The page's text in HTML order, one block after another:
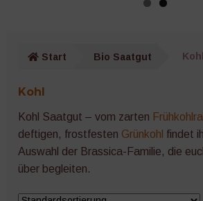
Salat
Zucchini
Start Bio Saatgut Kohl
Kohl
Kohl Saatgut – vom zarten
deftigen, frostfesten Grünkohl findet
Auswahl der Brassica-Familie, die
über begleiten.